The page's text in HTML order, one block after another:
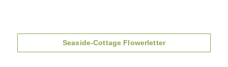
Seaside-Cottage Flowerletter